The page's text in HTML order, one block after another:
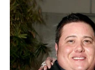
Auf einigen Seiten
Angebote integriert.
gekauft wird, ist das
dadurch der Preis